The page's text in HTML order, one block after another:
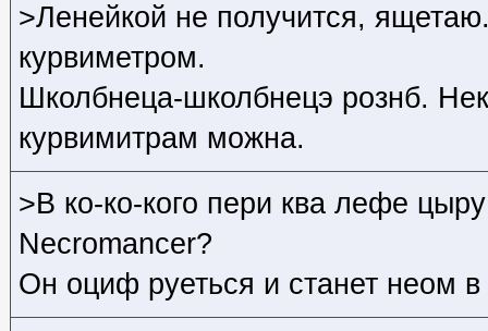
>Ленейкой не получится,
курвиметром.
Школбнеца-школбнецэ рознб.
курвимитрам можна.
>В ко-ко-кого пери ква лефе
Necromancer?
Он оциф руеться и станет неом в